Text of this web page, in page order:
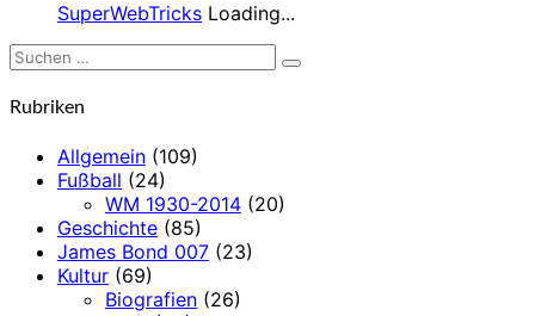
SuperWebTricks Loading...
Suchen
Suchen
Rubriken
Allgemein (109)
Fußball (24)
WM 1930-2014 (20)
Geschichte (85)
James Bond 007 (23)
Kultur (69)
Biografien (26)